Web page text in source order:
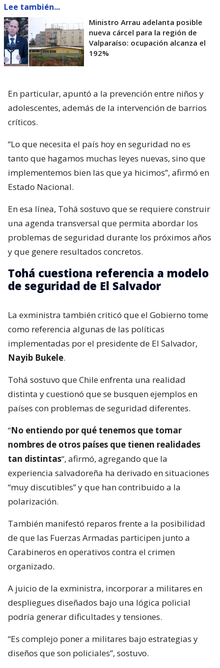
Lee también...
Ministro Arrau adelanta posible
nueva cárcel para la región de
Valparaíso: ocupación alcanza el
192%
En particular, apuntó a la prevención entre niños y
adolescentes, además de la intervención de barrios
críticos.
“Lo que necesita el país hoy en seguridad no es
tanto que hagamos muchas leyes nuevas, sino que
implementemos bien las que ya hicimos”, afirmó en
Estado Nacional.
En esa línea, Tohá sostuvo que se requiere construir
una agenda transversal que permita abordar los
problemas de seguridad durante los próximos años
y que genere resultados concretos.
Tohá cuestiona referencia a modelo
de seguridad de El Salvador
La exministra también criticó que el Gobierno tome
como referencia algunas de las políticas
implementadas por el presidente de El Salvador,
Nayib Bukele.
Tohá sostuvo que Chile enfrenta una realidad
distinta y cuestionó que se busquen ejemplos en
países con problemas de seguridad diferentes.
“No entiendo por qué tenemos que tomar
nombres de otros países que tienen realidades
tan distintas“, afirmó, agregando que la
experiencia salvadoreña ha derivado en situaciones
“muy discutibles” y que han contribuido a la
polarización.
También manifestó reparos frente a la posibilidad
de que las Fuerzas Armadas participen junto a
Carabineros en operativos contra el crimen
organizado.
A juicio de la exministra, incorporar a militares en
despliegues diseñados bajo una lógica policial
podría generar dificultades y tensiones.
“Es complejo poner a militares bajo estrategias y
diseños que son policiales”, sostuvo.